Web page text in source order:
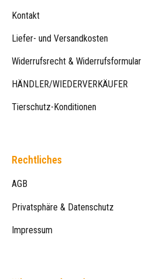
Kontakt
Liefer- und Versandkosten
Widerrufsrecht & Widerrufsformular
HÄNDLER/WIEDERVERKÄUFER
Tierschutz-Konditionen
Rechtliches
AGB
Privatsphäre & Datenschutz
Impressum